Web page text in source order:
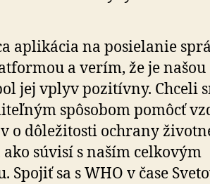
aplikácia na posielanie
a verím, že je našou
jej vplyv pozitívny. Chceli
spôsobom pomôcť
o dôležitosti ochrany
súvisí s naším celkovým
Spojiť sa s WHO v čase